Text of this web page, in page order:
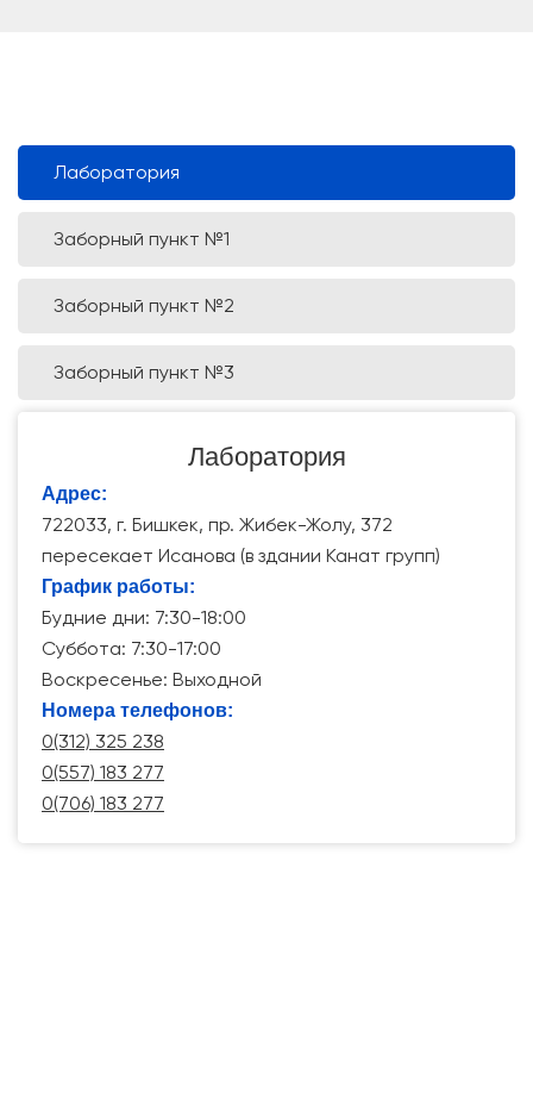
Лаборатория
Заборный пункт №1
Заборный пункт №2
Заборный пункт №3
Лаборатория
Адрес:
722033, г. Бишкек, пр. Жибек-Жолу, 372
пересекает Исанова (в здании Канат групп)
График работы:
Будние дни: 7:30-18:00
Суббота: 7:30-17:00
Воскресенье: Выходной
Номера телефонов:
0(312) 325 238
0(557) 183 277
0(706) 183 277